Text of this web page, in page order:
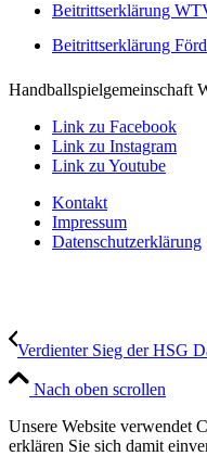
Beitrittserklärung
Beitrittserklärung
Handballspielgemeinschaft
Link zu Facebook
Link zu Instagram
Link zu Youtube
Kontakt
Impressum
Datenschutzerklärung
Verdienter Sieg der HSG
Nach oben scrollen
Unsere Website verwendet
erklären Sie sich damit